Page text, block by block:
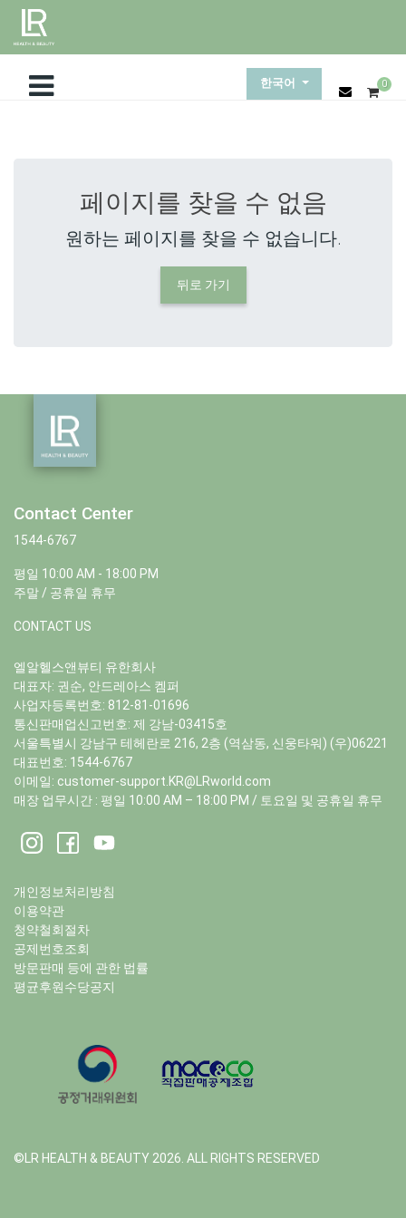
한국어 0
페이지를 찾을 수 없음
원하는 페이지를 찾을 수 없습니다.
뒤로 가기
Contact Center
1544-6767
평일 10:00 AM - 18:00 PM
주말 / 공휴일 휴무
CONTACT US
엘알헬스앤뷰티 유한회사
대표자: 권순, 안드레아스 켐퍼
사업자등록번호: 812-81-01696
통신판매업신고번호: 제 강남-03415호
서울특별시 강남구 테헤란로 216, 2층 (역삼동, 신웅타워) (우)06221
대표번호: 1544-6767
이메일: customer-support.KR@LRworld.com
매장 업무시간 : 평일 10:00 AM – 18:00 PM / 토요일 및 공휴일 휴무
개인정보처리방침
이용약관
청약철회절차
공제번호조회
방문판매 등에 관한 법률
평균후원수당공지
©LR HEALTH & BEAUTY 2026. ALL RIGHTS RESERVED